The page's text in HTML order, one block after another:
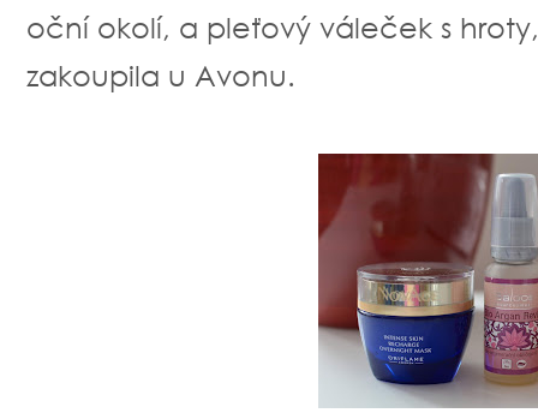
oční okolí, a pleťový váleček s
zakoupila u Avonu.